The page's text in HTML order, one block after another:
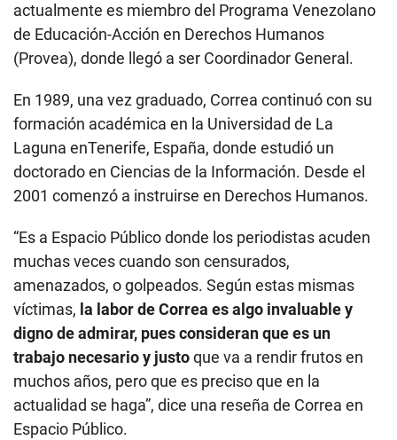
actualmente es miembro del Programa Venezolano
de Educación-Acción en Derechos Humanos
(Provea), donde llegó a ser Coordinador General.
En 1989, una vez graduado, Correa continuó con su
formación académica en la Universidad de La
Laguna enTenerife, España, donde estudió un
doctorado en Ciencias de la Información. Desde el
2001 comenzó a instruirse en Derechos Humanos.
“Es a Espacio Público donde los periodistas acuden
muchas veces cuando son censurados,
amenazados, o golpeados. Según estas mismas
víctimas, la labor de Correa es algo invaluable y
digno de admirar, pues consideran que es un
trabajo necesario y justoque va a rendir frutos en
muchos años, pero que es preciso que en la
actualidad se haga”, dice una reseña de Correa en
Espacio Público.